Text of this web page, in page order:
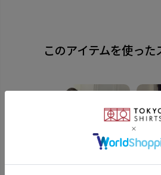
起こるのは 高級かつ上質なネク
着け心地をお楽しみ下さい。
同じシリーズはこちら
このアイテムを使っ